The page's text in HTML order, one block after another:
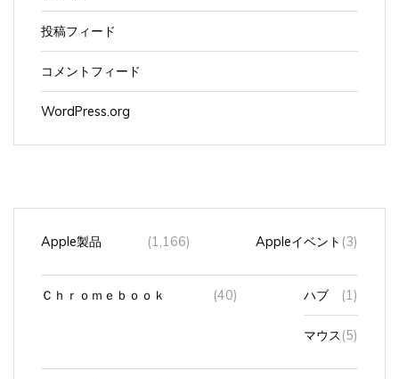
投稿フィード
コメントフィード
WordPress.org
Apple製品 (1,166) Appleイベント (3)
Ｃｈｒｏｍｅｂｏｏｋ (40) ハブ (1)
マウス (5)